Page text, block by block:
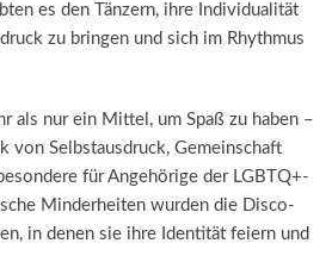
es den Tänzern, ihre Individualität
zu bringen und sich im Rhythmus
als nur ein Mittel, um Spaß zu haben –
von Selbstausdruck, Gemeinschaft
für Angehörige der LGBTQ+-
Minderheiten wurden die Disco-
in denen sie ihre Identität feiern und